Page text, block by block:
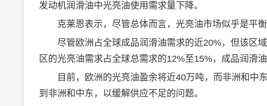
发动机润滑油中光亮油使用需求量下降。
克莱恩表示，尽管总体而言，光亮油市场似乎是平衡
尽管欧洲占全球成品润滑油需求的近20%，但该区
区的光亮油需求占全球总需求的12%至15%，成品润滑油
目前，欧洲的光亮油盈余将近40万吨，而非洲和中
到非洲和中东，以缓解供应不足的问题。